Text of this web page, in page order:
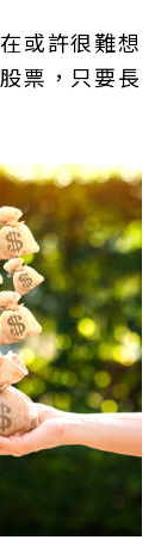
或許很難想
票，只要長